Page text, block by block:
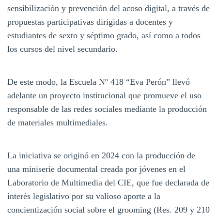
sensibilización y prevención del acoso digital, a través de
propuestas participativas dirigidas a docentes y
estudiantes de sexto y séptimo grado, así como a todos
los cursos del nivel secundario.
De este modo, la Escuela Nº 418 “Eva Perón” llevó
adelante un proyecto institucional que promueve el uso
responsable de las redes sociales mediante la producción
de materiales multimediales.
La iniciativa se originó en 2024 con la producción de
una miniserie documental creada por jóvenes en el
Laboratorio de Multimedia del CIE, que fue declarada de
interés legislativo por su valioso aporte a la
concientización social sobre el grooming (Res. 209 y 210